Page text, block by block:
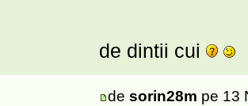
de dintii cui
desorin28m pe 13